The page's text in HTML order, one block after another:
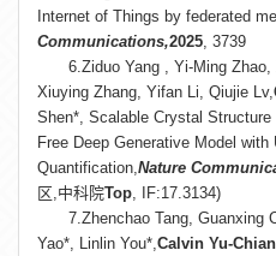
Internet of Things by federated
Communications,2025, 3739
6.Ziduo Yang , Yi-Ming
Xiuying Zhang, Yifan Li, Qiujie Lv,
Shen*, Scalable Crystal
Free Deep Generative Model with
Quantification,Nature
区,中科院Top, IF:17.3134)
7.Zhenchao Tang, Guanxing
Yao*, Linlin You*,Calvin Yu-